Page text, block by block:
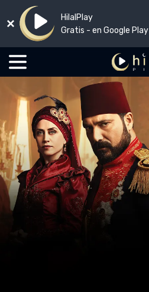
HilalPlay
Gratis - en Google Play